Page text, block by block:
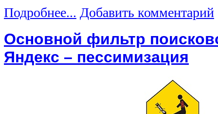
Подробнее... Добавить комментарий
Основной фильтр
Яндекс – пессимизация